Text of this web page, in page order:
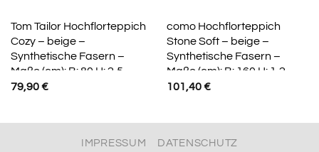
Tom Tailor Hochflorteppich
Cozy – beige –
Synthetische Fasern –
Maße (cm): B: 80 H: 2,5
79,90€
como Hochflorteppich
Stone Soft – beige –
Synthetische Fasern –
Maße (cm): B: 160 H: 1,2
101,40€
IMPRESSUM DATENSCHUTZ